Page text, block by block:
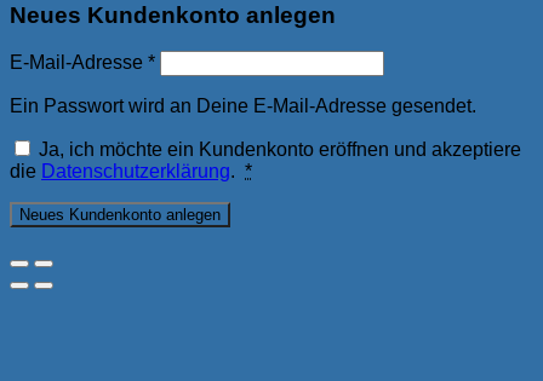
Neues Kundenkonto anlegen
E-Mail-Adresse *
Ein Passwort wird an Deine E-Mail-Adresse gesendet.
Ja, ich möchte ein Kundenkonto eröffnen und akzeptiere
die Datenschutzerklärung. *
Neues Kundenkonto anlegen